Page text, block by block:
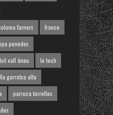
farners
france
penedes
Isil vall àneu
le tech
garrotxa alta
parruca torrelles